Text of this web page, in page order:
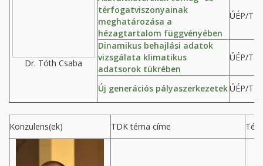
Dr. Tóth Csaba
térfogatviszonyainak
meghatározása a
hézagtartalom függvényében
ÚÉP/T
Dinamikus behajlási adatok
vizsgálata klimatikus
adatsorok tükrében
ÚÉP/T
Új generációs pályaszerkezetekÚÉP/T
Konzulens(ek) TDK téma címe